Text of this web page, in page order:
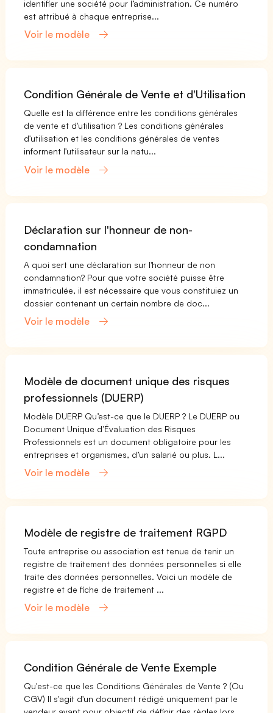
identifier une société pour l’administration. Ce numéro
est attribué à chaque entreprise...
Voir le modèle
Condition Générale de Vente et d'Utilisation
Quelle est la différence entre les conditions générales
de vente et d'utilisation ? Les conditions générales
d'utilisation et les conditions générales de ventes
informent l'utilisateur sur la natu...
Voir le modèle
Déclaration sur l'honneur de non-
condamnation
A quoi sert une déclaration sur l'honneur de non
condamnation? Pour que votre société puisse être
immatriculée, il est nécessaire que vous constituiez un
dossier contenant un certain nombre de doc...
Voir le modèle
Modèle de document unique des risques
professionnels (DUERP)
Modèle DUERP Qu’est-ce que le DUERP ? Le DUERP ou
Document Unique d’Évaluation des Risques
Professionnels est un document obligatoire pour les
entreprises et organismes, d’un salarié ou plus. L...
Voir le modèle
Modèle de registre de traitement RGPD
Toute entreprise ou association est tenue de tenir un
registre de traitement des données personnelles si elle
traite des données personnelles. Voici un modèle de
registre et de fiche de traitement ...
Voir le modèle
Condition Générale de Vente Exemple
Qu'est-ce que les Conditions Générales de Vente ? (Ou
CGV) Il s'agit d'un document rédigé uniquement par le